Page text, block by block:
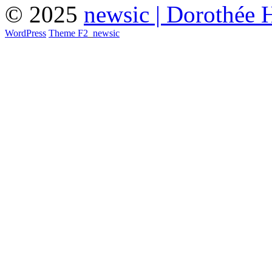
© 2025 newsic | Dorothée
WordPress Theme F2 newsic